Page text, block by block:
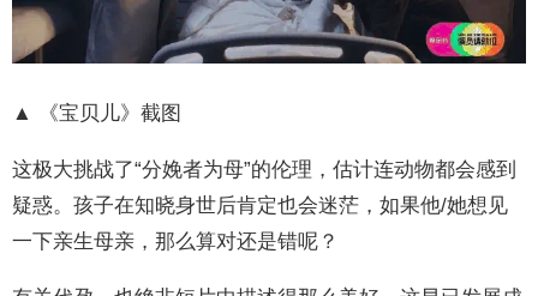
▲ 《宝贝儿》截图
这极大挑战了“分娩者为母”的伦理，估计连动物都会感到
疑惑。孩子在知晓身世后肯定也会迷茫，如果他/她想见
一下亲生母亲，那么算对还是错呢？